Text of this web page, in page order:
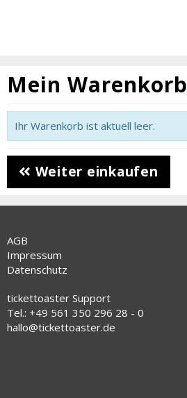
Mein Warenkorb
Ihr Warenkorb ist aktuell leer.
Weiter einkaufen
AGB
Impressum
Datenschutz
tickettoaster Support
Tel.: +49 561 350 296 28 - 0
hallo@tickettoaster.de